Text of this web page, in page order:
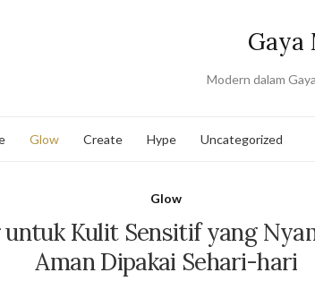
Gaya
Modern dalam
Glow Create Hype Uncategorized
Glow
untuk Kulit Sensitif yang
Aman Dipakai Sehari-hari